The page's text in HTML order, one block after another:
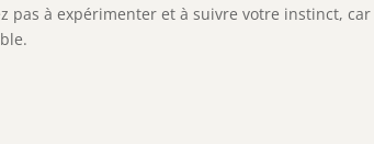
pas à expérimenter et à suivre votre instinct,